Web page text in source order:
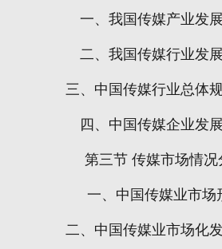
一、我国传媒产业发
二、我国传媒行业发
三、中国传媒行业总体
四、中国传媒企业发
第三节 传媒市场情况
一、中国传媒业市场
二、中国传媒业市场化